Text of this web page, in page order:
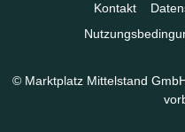
Kontakt
© Marktplatz Mittelstand